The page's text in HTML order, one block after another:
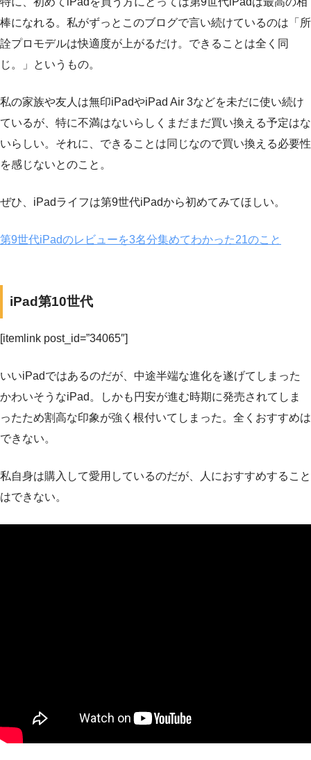
棒になれる。私がずっとこのブログで言い続けているのは「所
詮プロモデルは快適度が上がるだけ。できることは全く同
じ。」というもの。
私の家族や友人は無印iPadやiPad Air 3などを未だに使い続け
ているが、特に不満はないらしくまだまだ買い換える予定はな
いらしい。それに、できることは同じなので買い換える必要性
を感じないとのこと。
ぜひ、iPadライフは第9世代iPadから初めてみてほしい。
第9世代iPadのレビューを3名分集めてわかった21のこと
iPad第10世代
[itemlink post_id=”34065″]
いいiPadではあるのだが、中途半端な進化を遂げてしまった
かわいそうなiPad。しかも円安が進む時期に発売されてしま
ったため割高な印象が強く根付いてしまった。全くおすすめは
できない。
私自身は購入して愛用しているのだが、人におすすめすること
はできない。